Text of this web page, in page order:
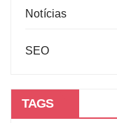
Notícias
SEO
TAGS